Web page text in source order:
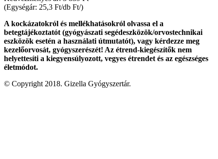
(Egységár: 25,3 Ft/db Ft/)
A kockázatokról és mellékhatásokról olvassa el a
betegtájékoztatót (gyógyászati segédeszközök/orvostechnikai
eszközök esetén a használati útmutatót), vagy kérdezze meg
kezelőorvosát, gyógyszerészét! Az étrend-kiegészítők nem
helyettesíti a kiegyensúlyozott, vegyes étrendet és az egészséges
életmódot.
© Copyright 2018. Gizella Gyógyszertár.